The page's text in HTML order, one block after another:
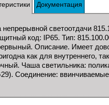
Документация
непрерывной светоотдачи
код: IP65. Тип:
Описание. Имеет
как для внутреннего,
Чаша светильника:
Соединение: